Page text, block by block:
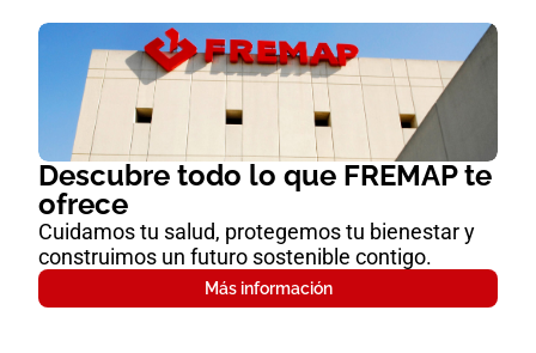
Descubre todo lo que FREMAP te
ofrece
Cuidamos tu salud, protegemos tu bienestar y
construimos un futuro sostenible contigo.
Más información